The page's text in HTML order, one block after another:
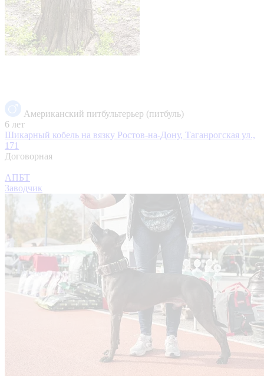
Американский питбультерьер (питбуль)
6 лет
Шикарный кобель на вязку Ростов-на-Дону, Таганрогская ул.,
171
Договорная
АПБТ
Заводчик